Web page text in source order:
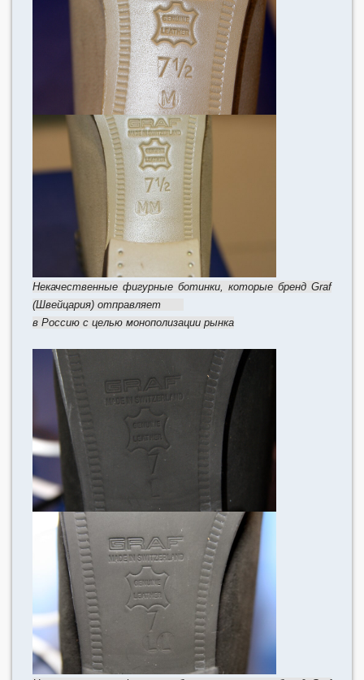
Некачественные фигурные ботинки, которые бренд Graf
(Швейцария) отправляет
в Россию с целью монополизации рынка